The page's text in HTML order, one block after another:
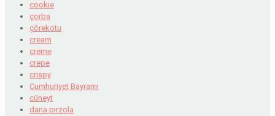
cookie
çorba
çörekotu
cream
creme
crepe
crispy
Cumhuriyet Bayramı
cüneyt
dana pirzola